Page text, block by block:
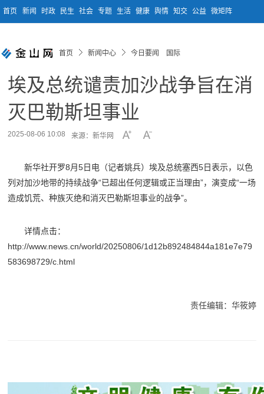
首页 新闻 时政 民生 社会 专题 生活 健康 舆情 知交 公益 微矩阵
首页 新闻中心 今日要闻 国际
埃及总统谴责加沙战争旨在消
灭巴勒斯坦事业
2025-08-06 10:08 来源：新华网
新华社开罗8月5日电（记者姚兵）埃及总统塞西5日表示，以色
列对加沙地带的持续战争“已超出任何逻辑或正当理由”，演变成“一场
造成饥荒、种族灭绝和消灭巴勒斯坦事业的战争”。
详情点击：
http://www.news.cn/world/20250806/1d12b892484844a181e7e79
583698729/c.html
责任编辑：华筱婷